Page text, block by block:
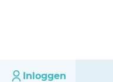
Inloggen